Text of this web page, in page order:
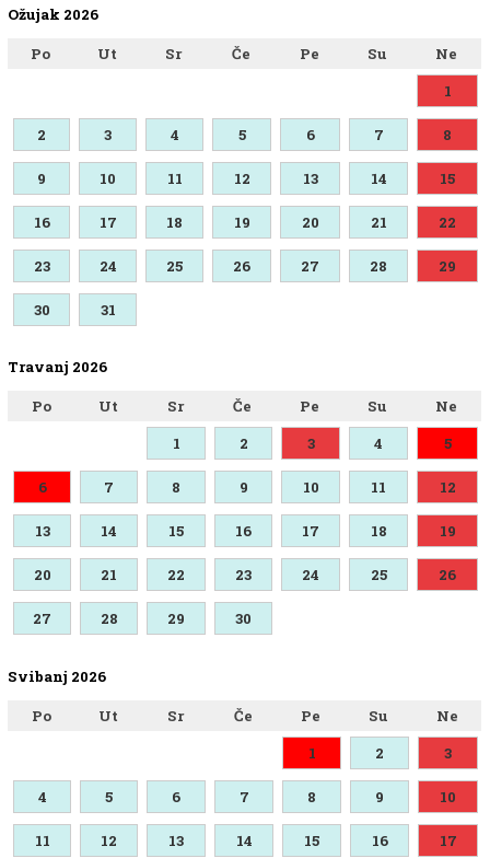
Ožujak 2026
Po Ut Sr Če Pe Su
Ne
1
2 3 4 5 6 7 8
9 10 11 12 13 14 15
16 17 18 19 20 21 22
23 24 25 26 27 28 29
30 31
Travanj 2026
Po Ut Sr Če Pe Su
Ne
1
2 3 4 5
6 7 8 9 10 11 12
13 14 15 16 17 18 19
20 21 22 23 24 25 26
27 28 29 30
Svibanj 2026
Po Ut Sr Če Pe Su
Ne
1
2 3
4 5 6 7 8 9 10
11 12 13 14 15 16 17